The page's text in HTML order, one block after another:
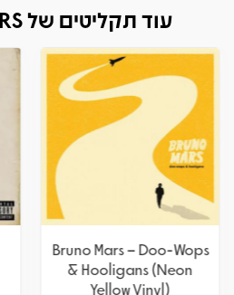
עוד תקליטים של BRUNO MARS
Bruno Mars – Doo-Wops
& Hooligans (Neon
Yellow Vinyl)